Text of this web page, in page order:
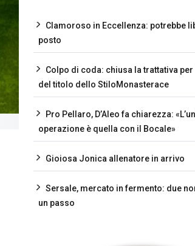
Clamoroso in Eccellenza: potrebbe
posto
Colpo di coda: chiusa la trattativa
del titolo dello StiloMonasterace
Pro Pellaro, D’Aleo fa chiarezza:
operazione è quella con il Bocale»
Gioiosa Jonica allenatore in arrivo
Sersale, mercato in fermento: due
un passo